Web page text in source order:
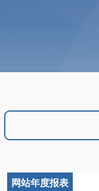
网站年度报表